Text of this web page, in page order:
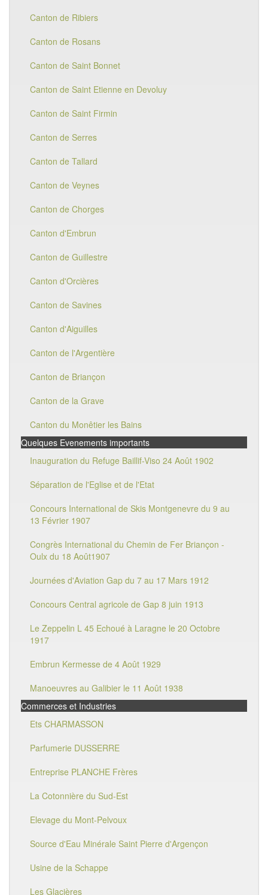
Canton de Ribiers
Canton de Rosans
Canton de Saint Bonnet
Canton de Saint Etienne en Devoluy
Canton de Saint Firmin
Canton de Serres
Canton de Tallard
Canton de Veynes
Canton de Chorges
Canton d'Embrun
Canton de Guillestre
Canton d'Orcières
Canton de Savines
Canton d'Aiguilles
Canton de l'Argentière
Canton de Briançon
Canton de la Grave
Canton du Monêtier les Bains
Quelques Evenements importants
Inauguration du Refuge Baillif-Viso 24 Août 1902
Séparation de l'Eglise et de l'Etat
Concours International de Skis Montgenevre du 9 au
13 Février 1907
Congrès International du Chemin de Fer Briançon -
Oulx du 18 Août1907
Journées d'Aviation Gap du 7 au 17 Mars 1912
Concours Central agricole de Gap 8 juin 1913
Le Zeppelin L 45 Echoué à Laragne le 20 Octobre
1917
Embrun Kermesse de 4 Août 1929
Manoeuvres au Galibier le 11 Août 1938
Commerces et Industries
Ets CHARMASSON
Parfumerie DUSSERRE
Entreprise PLANCHE Frères
La Cotonnière du Sud-Est
Elevage du Mont-Pelvoux
Source d'Eau Minérale Saint Pierre d'Argençon
Usine de la Schappe
Les Glacières